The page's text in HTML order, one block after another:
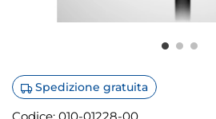
Spedizione gratuita
Codice: 010-01228-00